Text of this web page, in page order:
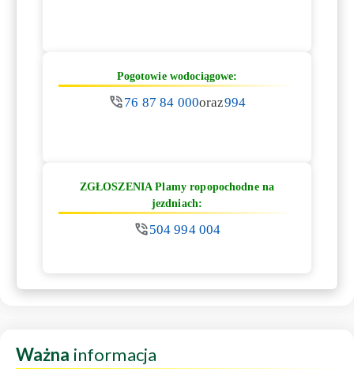
Pogotowie wodociągowe:
76 87 84 000oraz994
ZGŁOSZENIA Plamy ropopochodne na
jezdniach:
504 994 004
Ważna informacja